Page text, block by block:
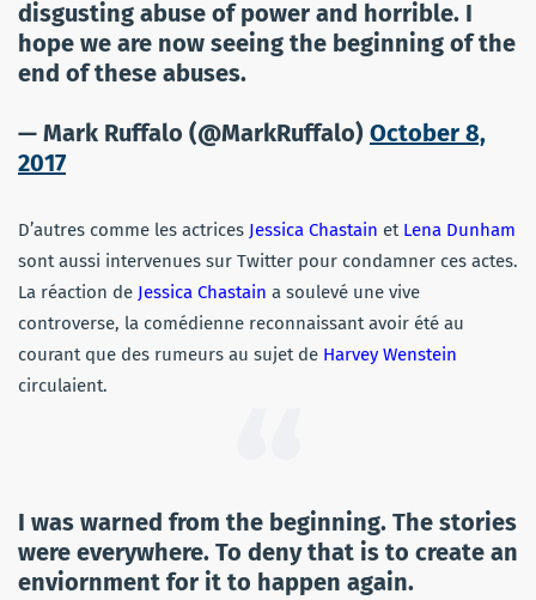
disgusting abuse of power and horrible. I
hope we are now seeing the beginning of the
end of these abuses.
— Mark Ruffalo (@MarkRuffalo) October 8,
2017
D’autres comme les actrices Jessica Chastain et Lena Dunham
sont aussi intervenues sur Twitter pour condamner ces actes.
La réaction de Jessica Chastain a soulevé une vive
controverse, la comédienne reconnaissant avoir été au
courant que des rumeurs au sujet de Harvey Wenstein
circulaient.
I was warned from the beginning. The stories
were everywhere. To deny that is to create an
enviornment for it to happen again.